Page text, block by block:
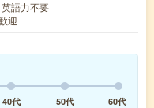
語力不要
迎
40代 50代
60代